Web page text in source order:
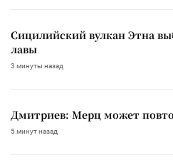
Сицилийский вулкан Этна
лавы
3 минуты назад
Дмитриев: Мерц может
5 минут назад